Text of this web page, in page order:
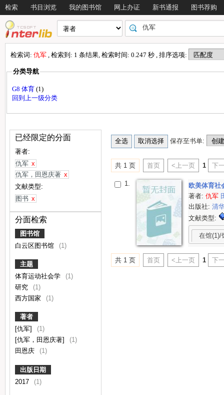
检索 书目浏览 我的图书馆 网上办证 新书通报 图书荐购
检索词: 仇军 , 检索到: 1 条结果, 检索时间: 0.247 秒 , 排序选项:
分类导航
G8 体育 (1)
回到上一级分类
已经限定的分面
著者:
仇军 x
仇军，田恩庆著 x
文献类型:
图书 x
分面检索
图书馆
白云区图书馆
(1)
主题
体育运动社会学
(1)
研究
(1)
西方国家
(1)
著者
[仇军]
(1)
[仇军，田恩庆著]
(1)
田恩庆
(1)
出版日期
2017
(1)
保存至书单:
共 1 页 首页 <上一页 1 下
1.
欧美体育
著者:仇军
出版社:清
文献类型:
在馆(1)/
共 1 页 首页 <上一页 1 下